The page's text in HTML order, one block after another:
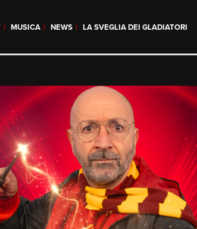
MUSICA NEWS LA SVEGLIA DEI GLADIATORI